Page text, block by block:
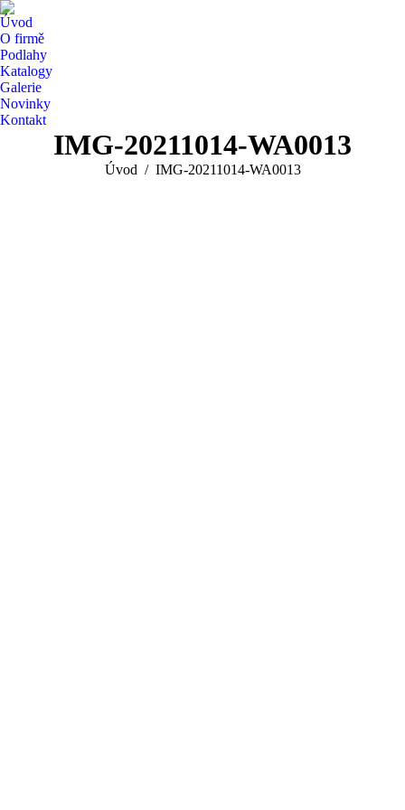
Úvod
O firmě
Podlahy
Katalogy
Galerie
Novinky
Kontakt
IMG-20211014-WA0013
You are here:
Úvod IMG-20211014-WA0013